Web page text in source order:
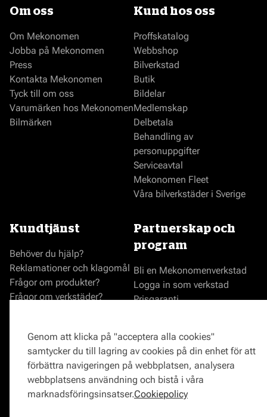
Om oss
Om Mekonomen
Jobba på Mekonomen
Press
Kontakta Mekonomen
Tyck till om oss
Varumärken hos Mekonomen
Bilmärken
Kund hos oss
Proffskatalog
Webbshop
Bilverkstad
Butik
Bildelar
Medlemskap
Delbetala
Behandling av
personuppgifter
Serviceavtal
Mekonomen Fleet
Våra bilverkstäder i Sverige
Kundtjänst
Behöver du hjälp?
Reklamationer och klagomål
Frågor om produkter?
Frågor om verkstäder?
Partnerskap och
program
Bli en Mekonomenverkstad
Logga in som verkstad
Prisgaranti
Onlinemagasin
0771-72 00 00
Genom att klicka på "acceptera alla cookies"
samtycker du till lagring av cookies på din enhet för att
förbättra navigeringen på webbplatsen, analysera
webbplatsens användning och bistå i våra
marknadsföringsinsatser.Cookiepolicy